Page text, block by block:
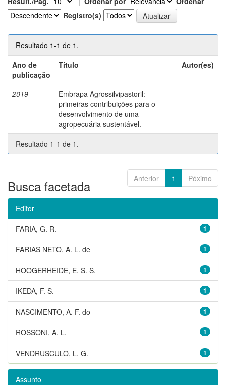
Registro(s)
Resultado 1-1 de 1.
Ano de
publicação
Título Autor(es)
2019
Embrapa Agrossilvipastoril:
primeiras contribuições para o
desenvolvimento de uma
agropecuária sustentável.
-
Resultado 1-1 de 1.
Anterior 1 Póximo
Busca facetada
Editor
1
FARIA, G. R.
1
FARIAS NETO, A. L. de
1
HOOGERHEIDE, E. S. S.
1
IKEDA, F. S.
1
NASCIMENTO, A. F. do
1
ROSSONI, A. L.
1
VENDRUSCULO, L. G.
Assunto